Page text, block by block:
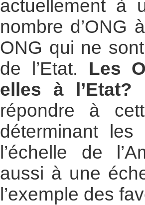
actuellement à
nombre d’ONG
ONG qui ne
de l’Etat. Les
elles à l’Etat?
répondre à
déterminant
l’échelle de
aussi à une
l’exemple des